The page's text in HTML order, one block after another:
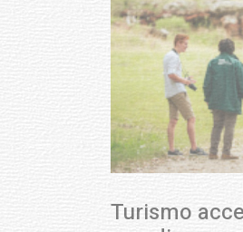
Turismo accesible